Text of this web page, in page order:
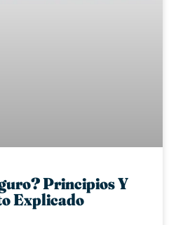
Principios Y
Explicado